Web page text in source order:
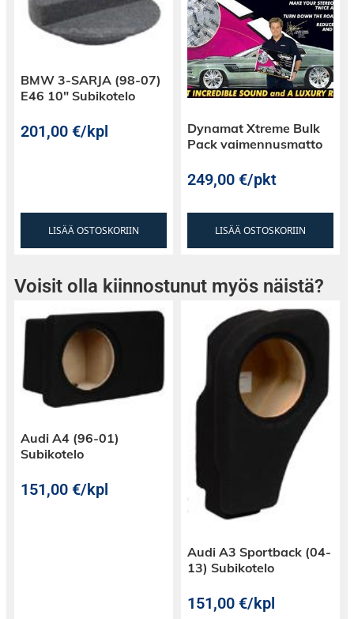
BMW 3-SARJA (98-07)
E46 10″ Subikotelo
201,00€/kpl
LISÄÄ OSTOSKORIIN
Dynamat Xtreme Bulk
Pack vaimennusmatto
249,00€/pkt
LISÄÄ OSTOSKORIIN
Voisit olla kiinnostunut myös näistä?
Audi A4 (96-01)
Subikotelo
151,00€/kpl
Audi A3 Sportback (04-
13) Subikotelo
151,00€/kpl